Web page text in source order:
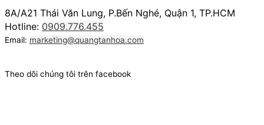
8A/A21 Thái Văn Lung, P.Bến Nghé, Quận 1, TP.HCM
Hotline: 0909.776.455
Email: marketing@quangtanhoa.com
Theo dõi chúng tôi trên facebook